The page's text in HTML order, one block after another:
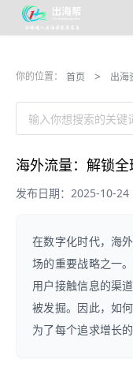
你的位置： 首页 > 出海
输入你想搜索的关键
海外流量：解锁
发布日期：2025-10-24
在数字化时代，海
场的重要战略之一
用户接触信息的渠
被发掘。因此，如
为了每个追求增长